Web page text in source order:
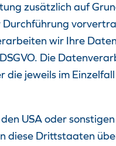
zusätzlich auf
wir Ihre
Die
jeweils im
USA oder
diese Drittstaaten